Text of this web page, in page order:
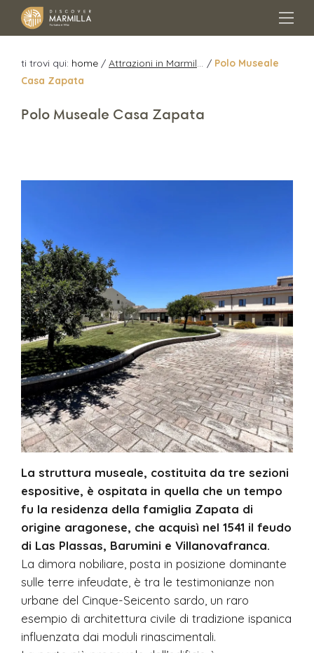
ti trovi qui: home / / Polo Museale
Casa Zapata
Polo Museale Casa Zapata
La struttura museale, costituita da tre sezioni
espositive, è ospitata in quella che un tempo
fu la residenza della famiglia Zapata di
origine aragonese, che acquisì nel 1541 il feudo
di Las Plassas, Barumini e Villanovafranca.
La dimora nobiliare, posta in posizione dominante
sulle terre infeudate, è tra le testimonianze non
urbane del Cinque-Seicento sardo, un raro
esempio di architettura civile di tradizione ispanica
influenzata dai moduli rinascimentali.